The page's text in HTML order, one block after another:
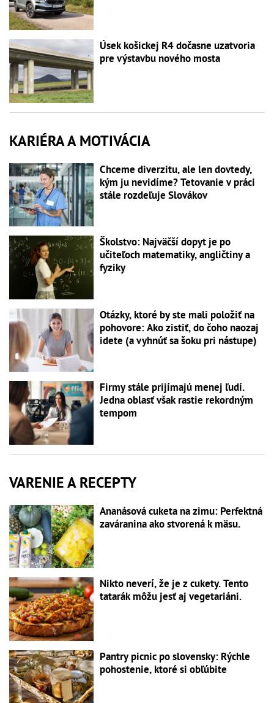
Úsek košickej R4 dočasne uzatvoria
pre výstavbu nového mosta
KARIÉRA A MOTIVÁCIA
Chceme diverzitu, ale len dovtedy,
kým ju nevidíme? Tetovanie v práci
stále rozdeľuje Slovákov
Školstvo: Najväčší dopyt je po
učiteľoch matematiky, angličtiny a
fyziky
Otázky, ktoré by ste mali položiť na
pohovore: Ako zistiť, do čoho naozaj
idete (a vyhnúť sa šoku pri nástupe)
Firmy stále prijímajú menej ľudí.
Jedna oblasť však rastie rekordným
tempom
VARENIE A RECEPTY
Ananásová cuketa na zimu: Perfektná
zaváranina ako stvorená k mäsu.
Nikto neverí, že je z cukety. Tento
tatarák môžu jesť aj vegetariáni.
Pantry picnic po slovensky: Rýchle
pohostenie, ktoré si obľúbite